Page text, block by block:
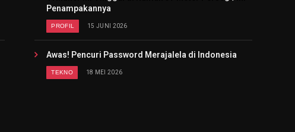
Penampakannya
PROFIL 15 JUNI 2026
Awas! Pencuri Password Merajalela di Indonesia
TEKNO 18 MEI 2026